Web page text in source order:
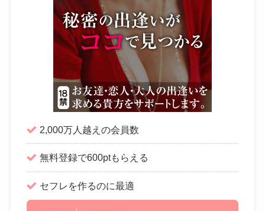
2,000万人越えの会員数
無料登録で600ptもらえる
セフレを作るのに最適